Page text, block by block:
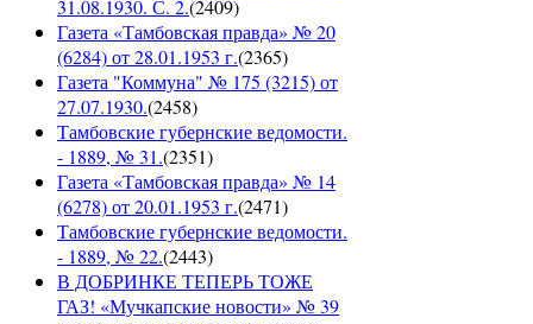
31.08.1930. С. 2.(2409)
Газета «Тамбовская правда» № 20
(6284) от 28.01.1953 г.(2365)
Газета "Коммуна" № 175 (3215) от
27.07.1930.(2458)
Тамбовские губернские ведомости.
- 1889, № 31.(2351)
Газета «Тамбовская правда» № 14
(6278) от 20.01.1953 г.(2471)
Тамбовские губернские ведомости.
- 1889, № 22.(2443)
В ДОБРИНКЕ ТЕПЕРЬ ТОЖЕ
ГАЗ! «Мучкапские новости» № 39